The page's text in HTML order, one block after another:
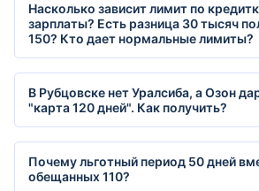
Насколько зависит лимит по
зарплаты? Есть разница 30 тысяч
150? Кто дает нормальные лимиты?
В Рубцовске нет Уралсиба, а Озон
"карта 120 дней". Как получить?
Почему льготный период 50 дней
обещанных 110?